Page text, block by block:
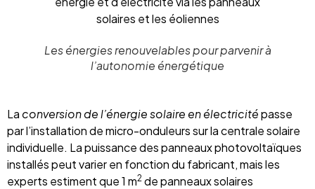
Les énergies renouvelables pour parvenir à
l’autonomie énergétique
La conversion de l’énergie solaire en électricitépasse
par l’installation de micro-onduleurs sur la centrale solaire
individuelle. La puissance des panneaux photovoltaïques
installés peut varier en fonction du fabricant, mais les
experts estiment que 1 m2 de panneaux solaires